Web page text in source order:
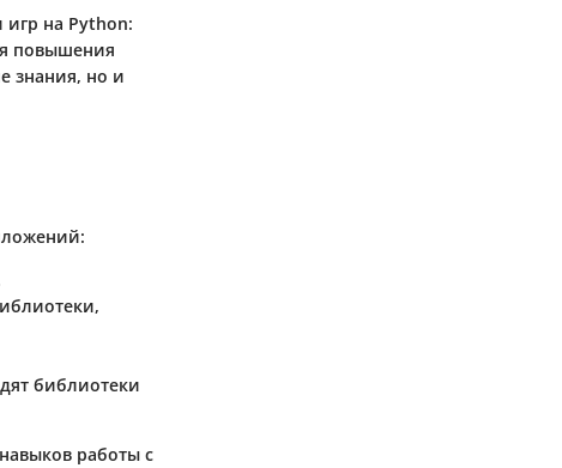
игр на Python:
повышения
знания, но и
библиотеки
работы с